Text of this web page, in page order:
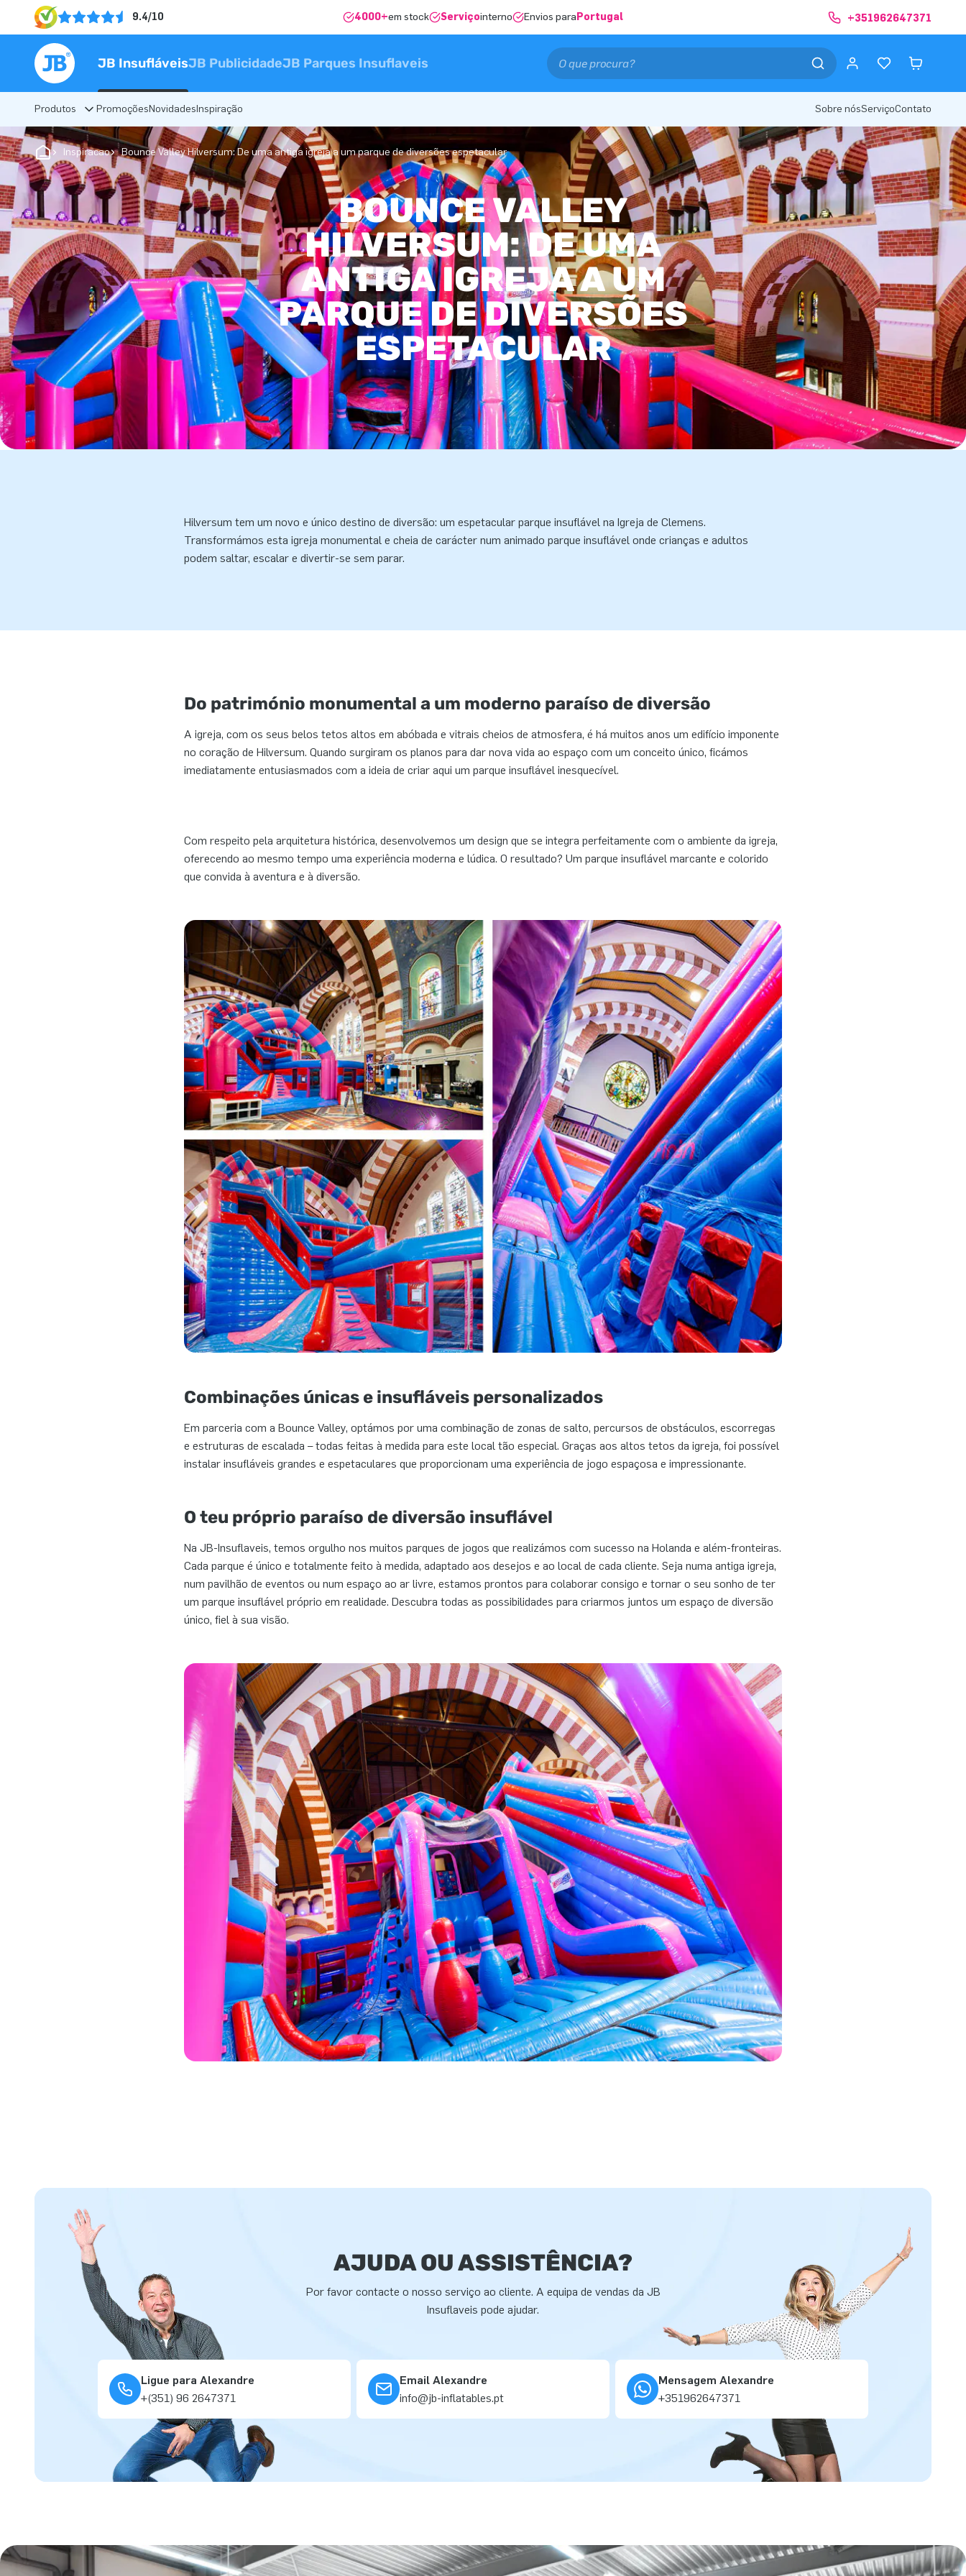
9.4/10 4000+em stock Serviçointerno Envios para Portugal +351962647371
JB InsufláveisJB PublicidadeJB Parques Insuflaveis
Produtos PromoçõesNovidadesInspiração Sobre nósServiçoContato
Inspiracao Bounce Valley Hilversum: De uma antiga igreja a um parque de diversões espetacular
BOUNCE VALLEY
HILVERSUM: DE UMA
ANTIGA IGREJA A UM
PARQUE DE DIVERSÕES
ESPETACULAR
Hilversum tem um novo e único destino de diversão: um espetacular parque insuflável na Igreja de Clemens.
Transformámos esta igreja monumental e cheia de carácter num animado parque insuflável onde crianças e adultos
podem saltar, escalar e divertir-se sem parar.
Do património monumental a um moderno paraíso de diversão
A igreja, com os seus belos tetos altos em abóbada e vitrais cheios de atmosfera, é há muitos anos um edifício imponente
no coração de Hilversum. Quando surgiram os planos para dar nova vida ao espaço com um conceito único, ficámos
imediatamente entusiasmados com a ideia de criar aqui um parque insuflável inesquecível.
Com respeito pela arquitetura histórica, desenvolvemos um design que se integra perfeitamente com o ambiente da igreja,
oferecendo ao mesmo tempo uma experiência moderna e lúdica. O resultado? Um parque insuflável marcante e colorido
que convida à aventura e à diversão.
Combinações únicas e insufláveis personalizados
Em parceria com a Bounce Valley, optámos por uma combinação de zonas de salto, percursos de obstáculos, escorregas
e estruturas de escalada – todas feitas à medida para este local tão especial. Graças aos altos tetos da igreja, foi possível
instalar insufláveis grandes e espetaculares que proporcionam uma experiência de jogo espaçosa e impressionante.
O teu próprio paraíso de diversão insuflável
Na JB-Insuflaveis, temos orgulho nos muitos parques de jogos que realizámos com sucesso na Holanda e além-fronteiras.
Cada parque é único e totalmente feito à medida, adaptado aos desejos e ao local de cada cliente. Seja numa antiga igreja,
num pavilhão de eventos ou num espaço ao ar livre, estamos prontos para colaborar consigo e tornar o seu sonho de ter
um parque insuflável próprio em realidade. Descubra todas as possibilidades para criarmos juntos um espaço de diversão
único, fiel à sua visão.
AJUDA OU ASSISTÊNCIA?
Por favor contacte o nosso serviço ao cliente. A equipa de vendas da JB
Insuflaveis pode ajudar.
Ligue para Alexandre
+(351) 96 2647371
Email Alexandre
info@jb-inflatables.pt
Mensagem Alexandre
+351962647371